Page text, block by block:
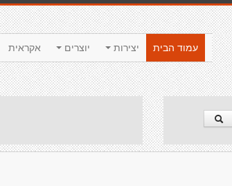
אקראית יוצרים יצירות
עמוד הבית